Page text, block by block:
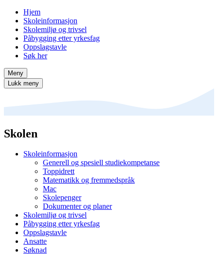
Hjem
Skoleinformasjon
Skolemiljø og trivsel
Påbygging etter yrkesfag
Oppslagstavle
Søk her
Meny
Lukk meny
Skolen
Skoleinformasjon
Generell og spesiell studiekompetanse
Toppidrett
Matematikk og fremmedspråk
Mac
Skolepenger
Dokumenter og planer
Skolemiljø og trivsel
Påbygging etter yrkesfag
Oppslagstavle
Ansatte
Søknad